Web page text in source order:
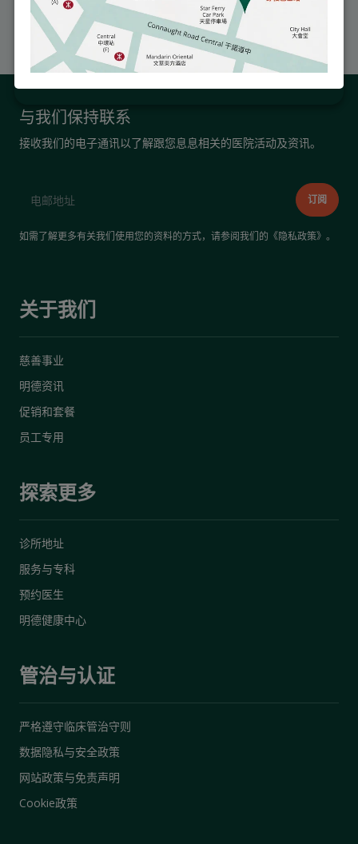
与我们保持联系
接收我们的电子通讯以了解跟您息息相关的医院活动及资讯。
如需了解更多有关我们使用您的资料的方式，请参阅我们的《隐私政策》。
关于我们
慈善事业
明德资讯
促销和套餐
员工专用
探索更多
诊所地址
服务与专科
预约医生
明德健康中心
管治与认证
严格遵守临床管治守则
数据隐私与安全政策
网站政策与免责声明
Cookie政策